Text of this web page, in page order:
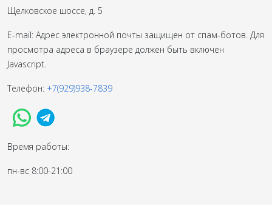
Щелковское шоссе, д. 5
E-mail: Адрес электронной почты защищен от спам-ботов. Для
просмотра адреса в браузере должен быть включен
Javascript.
Телефон: +7(929)938-7839
Время работы:
пн-вс 8:00-21:00